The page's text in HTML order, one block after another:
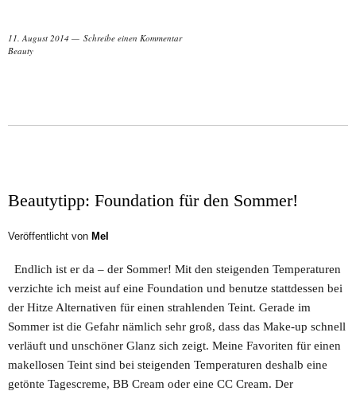
11. August 2014
Schreibe einen Kommentar
Beauty
Beautytipp: Foundation für den Sommer!
Veröffentlicht von Mel
Endlich ist er da – der Sommer! Mit den steigenden Temperaturen
verzichte ich meist auf eine Foundation und benutze stattdessen bei
der Hitze Alternativen für einen strahlenden Teint. Gerade im
Sommer ist die Gefahr nämlich sehr groß, dass das Make-up schnell
verläuft und unschöner Glanz sich zeigt. Meine Favoriten für einen
makellosen Teint sind bei steigenden Temperaturen deshalb eine
getönte Tagescreme, BB Cream oder eine CC Cream. Der